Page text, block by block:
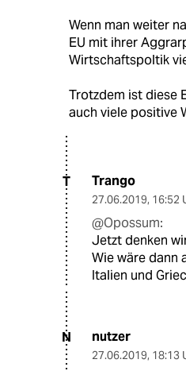
Wenn man weiter
EU mit ihrer
Wirtschaftspoltik
Trotzdem ist diese
auch viele positive
T Trango
27.06.2019, 16:52
@Opossum:
Jetzt denken
Wie wäre dann
Italien und
N nutzer
27.06.2019, 18:13